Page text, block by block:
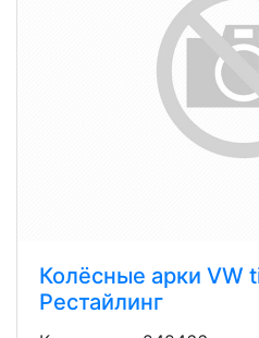
Колёсные арки VW
Рестайлинг